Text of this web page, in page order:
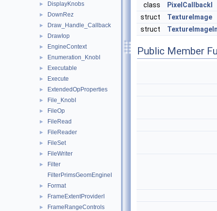
► DisplayKnobs
► DownRez
► Draw_Handle_Callback
► DrawIop
► EngineContext
► Enumeration_KnobI
► Executable
► Execute
► ExtendedOpProperties
► File_KnobI
► FileOp
► FileRead
► FileReader
► FileSet
► FileWriter
►
Filter
FilterPrimsGeomEngineI
► Format
► FrameExtentProviderI
► FrameRangeControls
class
PixelCallbackI
struct
TextureImage
struct
Public Member